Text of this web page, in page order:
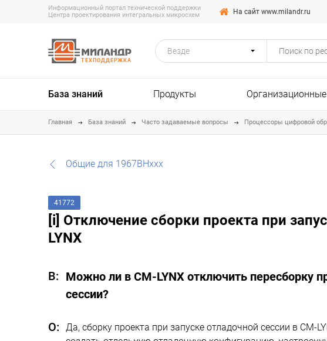
Информационный портал технической поддержки
Центра проектирования интегральных микросхем
На сайт www.milandr.ru
ТЕХПОДДЕРЖКА
Везде
База знаний Продукты
Главная База знаний Часто задаваемые вопросы Процессоры цифровой
Общие для 1967ВНххх
41772
[i] Отключение сборки проекта при
LYNX
Можно ли в CM-LYNX отключить пересборку
сессии?
Да, сборку проекта при запуске отладочной сессии в